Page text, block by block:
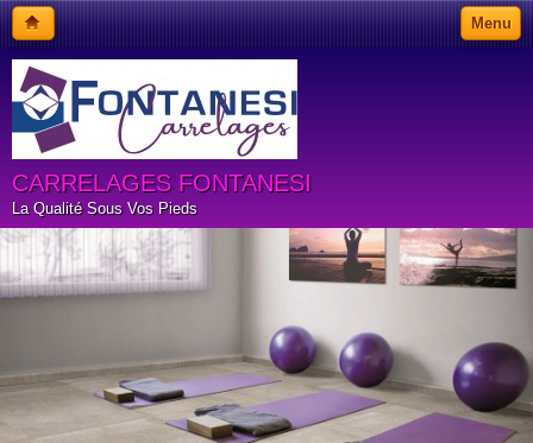
Menu
CARRELAGES FONTANESI
La Qualité Sous Vos Pieds